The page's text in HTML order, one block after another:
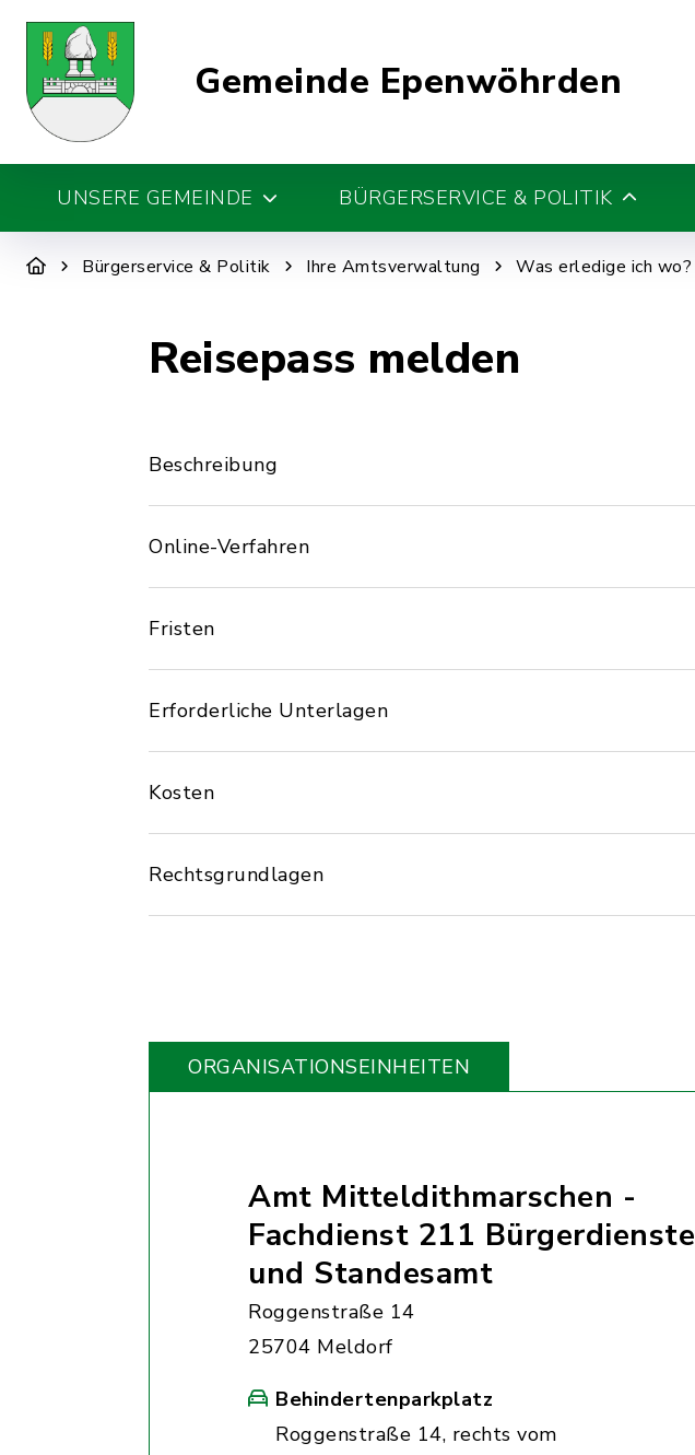
Gemeinde Epenwöhrden
UNSERE GEMEINDE BÜRGERSERVICE & POLITIK
Bürgerservice & Politik Ihre Amtsverwaltung Was erledige ich wo?
Reisepass melden
Beschreibung
Online-Verfahren
Fristen
Erforderliche Unterlagen
Kosten
Rechtsgrundlagen
ORGANISATIONS­EINHEITEN
Amt Mitteldithmarschen -
Fachdienst 211 Bürgerdienste
und Standesamt
Roggenstraße 14
25704 Meldorf
Behindertenparkplatz
Roggenstraße 14, rechts vom